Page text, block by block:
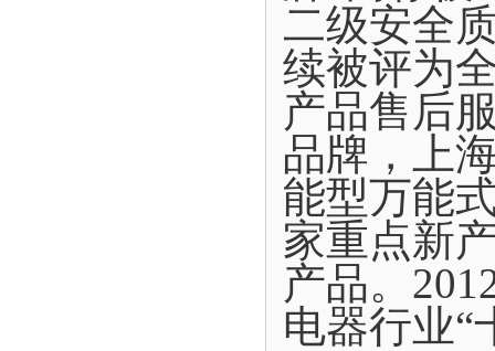
二级安全
续被评为
产品售后
品牌，上
能型万能
家重点新
产品。
电器行业“